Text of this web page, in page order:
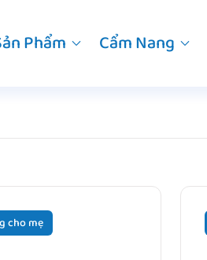
Phẩm Cẩm Nang
cho mẹ